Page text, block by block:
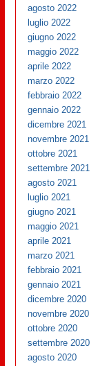
agosto 2022
luglio 2022
giugno 2022
maggio 2022
aprile 2022
marzo 2022
febbraio 2022
gennaio 2022
dicembre 2021
novembre 2021
ottobre 2021
settembre 2021
agosto 2021
luglio 2021
giugno 2021
maggio 2021
aprile 2021
marzo 2021
febbraio 2021
gennaio 2021
dicembre 2020
novembre 2020
ottobre 2020
settembre 2020
agosto 2020